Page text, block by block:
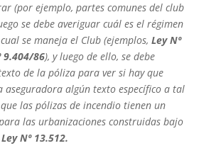
(por ejemplo, partes comunes del club
se debe averiguar cuál es el régimen
se maneja el Club (ejemplos, Ley Nº
9.404/86), y luego de ello, se debe
de la póliza para ver si hay que
aseguradora algún texto específico a tal
las pólizas de incendio tienen un
las urbanizaciones construidas bajo
Ley Nº 13.512.